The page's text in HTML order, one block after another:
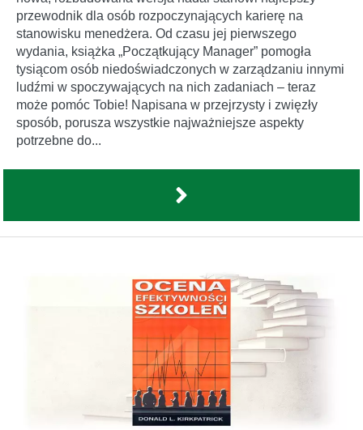
przewodnik dla osób rozpoczynających karierę na
stanowisku menedżera. Od czasu jej pierwszego
wydania, książka „Początkujący Manager” pomogła
tysiącom osób niedoświadczonych w zarządzaniu innymi
ludźmi w spoczywających na nich zadaniach – teraz
może pomóc Tobie! Napisana w przejrzysty i zwięzły
sposób, porusza wszystkie najważniejsze aspekty
potrzebne do...